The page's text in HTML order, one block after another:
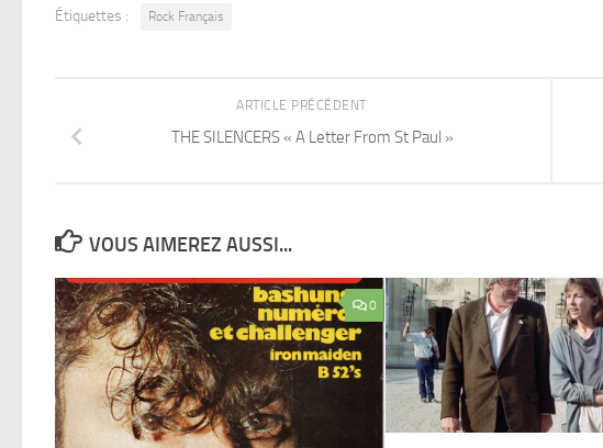
Étiquettes : Rock Français
ARTICLE PRÉCÉDENT
THE SILENCERS « A Letter From St Paul »
VOUS AIMEREZ AUSSI...
0